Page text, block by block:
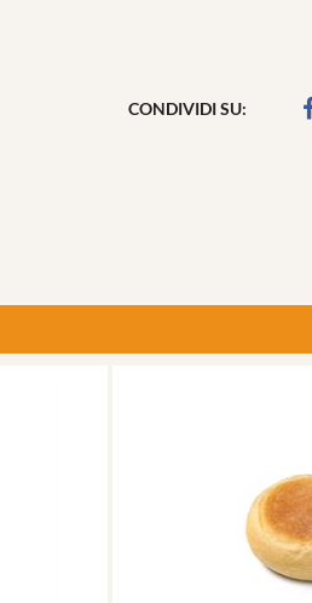
CONDIVIDI SU: